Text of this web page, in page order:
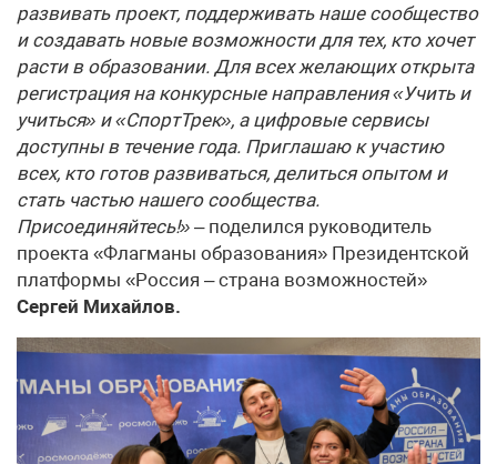
развивать проект, поддерживать наше сообщество
и создавать новые возможности для тех, кто хочет
расти в образовании. Для всех желающих открыта
регистрация на конкурсные направления «Учить и
учиться» и «СпортТрек», а цифровые сервисы
доступны в течение года. Приглашаю к участию
всех, кто готов развиваться, делиться опытом и
стать частью нашего сообщества.
Присоединяйтесь!» – поделился руководитель
проекта «Флагманы образования» Президентской
платформы «Россия – страна возможностей»
Сергей Михайлов.